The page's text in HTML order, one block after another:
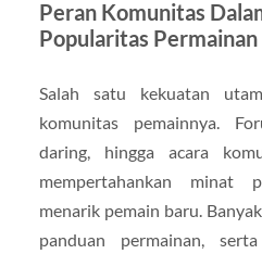
Peran Komunitas
Popularitas Permainan
Salah satu kekuatan
komunitas pemainnya.
daring, hingga acara
mempertahankan minat
menarik pemain baru.
panduan permainan,